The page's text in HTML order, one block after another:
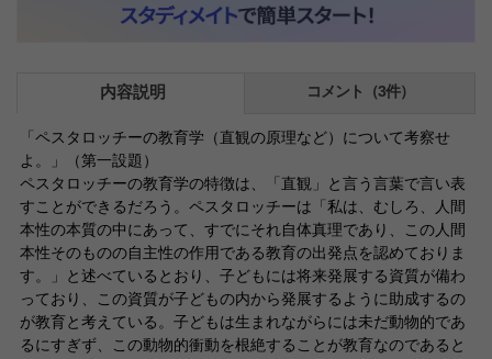
内容説明 コメント（3件）
「ペスタロッチーの教育学（直観の原理など）について考察せ
よ。」（第一設題）
ペスタロッチーの教育学の特徴は、「直観」と言う言葉で言い表
すことができるだろう。ペスタロッチーは「私は、むしろ、人間
本性の本質の中にあって、すでにそれ自体真理であり、この人間
本性そのものの自主性の作用である教育の出発点を認めておりま
す。」と述べているとおり、子どもには将来発展する資質が備わ
っており、この資質が子どもの内から発展するように助成するの
が教育と考えている。子どもは生まれながらには未だ動物的であ
るにすぎず、この動物的衝動を根絶することが教育なのであると